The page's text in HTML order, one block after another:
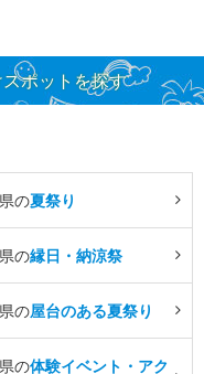
ポットを探す
の夏祭り
の縁日・納涼祭
の屋台のある夏祭り
の体験イベント・アク